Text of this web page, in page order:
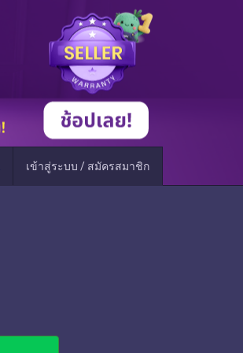
เข้าสู่ระบบ / สมัครสมาชิก